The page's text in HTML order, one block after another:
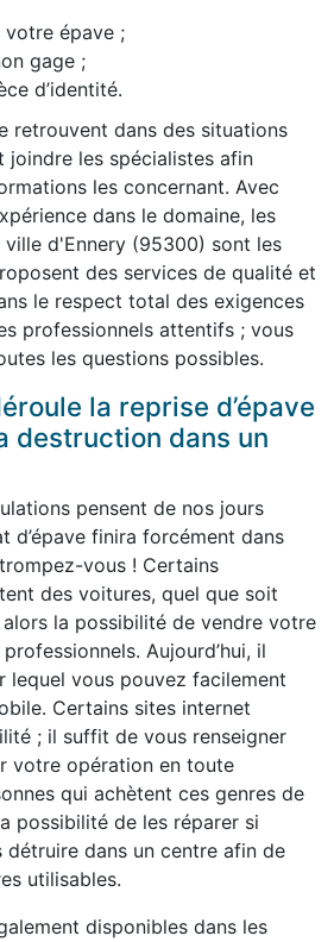
épave ;
gage ;
d’identité.
retrouvent dans des situations
joindre les spécialistes afin
les concernant. Avec
dans le domaine, les
d'Ennery (95300) sont les
des services de qualité et
le respect total des exigences
professionnels attentifs ; vous
les questions possibles.
la reprise d’épave
destruction dans un
pensent de nos jours
d’épave finira forcément dans
vous ! Certains
des voitures, quel que soit
la possibilité de vendre votre
Aujourd’hui, il
lequel vous pouvez facilement
Certains sites internet
; il suffit de vous renseigner
votre opération en toute
qui achètent ces genres de
possibilité de les réparer si
détruire dans un centre afin de
utilisables.
disponibles dans les